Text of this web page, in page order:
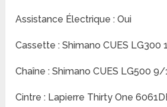
Assistance Électrique : Oui
Cassette : Shimano CUES LG300
Chaîne : Shimano CUES LG500
Cintre : Lapierre Thirty One